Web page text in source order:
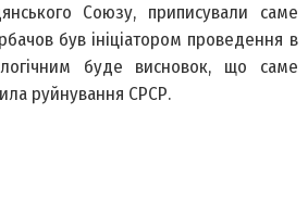
Союзу, приписували саме
був ініціатором проведення в
буде висновок, що саме
руйнування СРСР.